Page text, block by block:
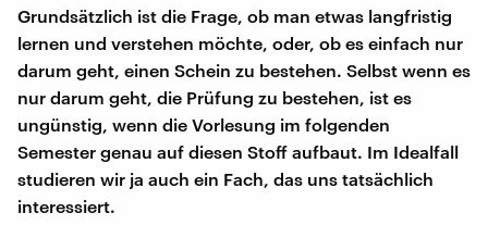
Grundsätzlich ist die Frage, ob man etwas langfristig
lernen und verstehen möchte, oder, ob es einfach nur
darum geht, einen Schein zu bestehen. Selbst wenn es
nur darum geht, die Prüfung zu bestehen, ist es
ungünstig, wenn die Vorlesung im folgenden
Semester genau auf diesen Stoff aufbaut. Im Idealfall
studieren wir ja auch ein Fach, das uns tatsächlich
interessiert.